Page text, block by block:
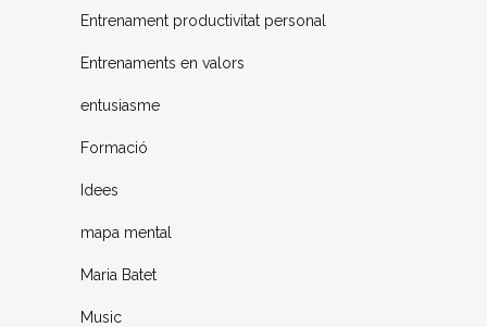
Entrenament productivitat personal
Entrenaments en valors
entusiasme
Formació
Idees
mapa mental
Maria Batet
Music